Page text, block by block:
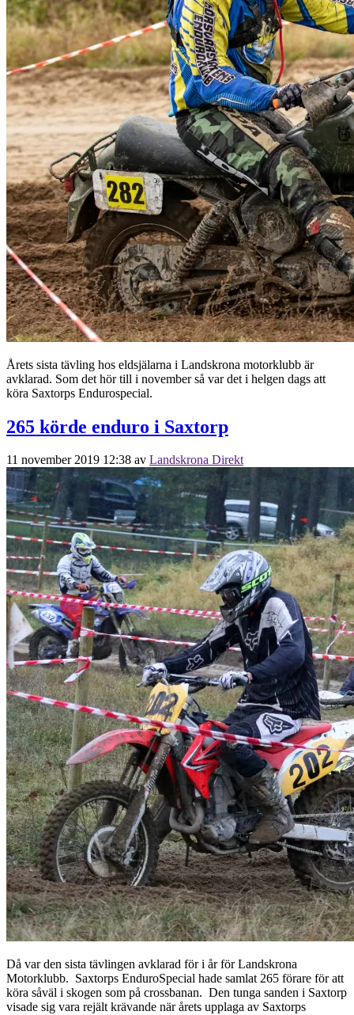
Årets sista tävling hos eldsjälarna i Landskrona motorklubb är
avklarad. Som det hör till i november så var det i helgen dags att
köra Saxtorps Endurospecial.
265 körde enduro i Saxtorp
11 november 2019 12:38 av Landskrona Direkt
Då var den sista tävlingen avklarad för i år för Landskrona
Motorklubb. Saxtorps EnduroSpecial hade samlat 265 förare för att
köra såväl i skogen som på crossbanan. Den tunga sanden i Saxtorp
visade sig vara rejält krävande när årets upplaga av Saxtorps